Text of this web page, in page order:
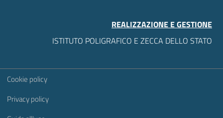
REALIZZAZIONE E GESTIONE
ISTITUTO POLIGRAFICO E ZECCA DELLO STATO
Sezione Link Utili
Cookie policy
Privacy policy